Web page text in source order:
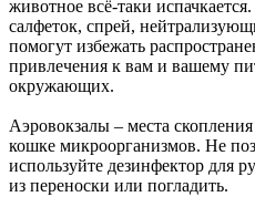
животное всё-таки
салфеток, спрей,
помогут избежать
привлечения к вам и вашему
окружающих.
Аэровокзалы – места
кошке микроорганизмов. Не
используйте дезинфектор для
из переноски или погладить.